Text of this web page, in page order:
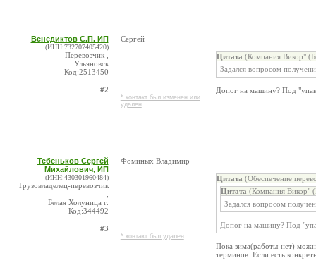
Венедиктов С.П. ИП
(ИНН:732707405420)
Перевозчик ,
Ульяновск
Код:2513450
#2
Сергей
* контакт был изменен или
удален
Цитата (Компания Викор"
Задался вопросом
Допог на машину? Под
Тебеньков Сергей
Михайлович, ИП
(ИНН:430301960484)
Грузовладелец-перевозчик
Белая Холуница г.
Код:344492
#3
Фоминых Владимир
* контакт был удален
Цитата (Обеспечение
Цитата (Компания Викор"
Задался вопросом
Допог на машину? Под
Пока зима(работы-нет)
терминов. Если есть